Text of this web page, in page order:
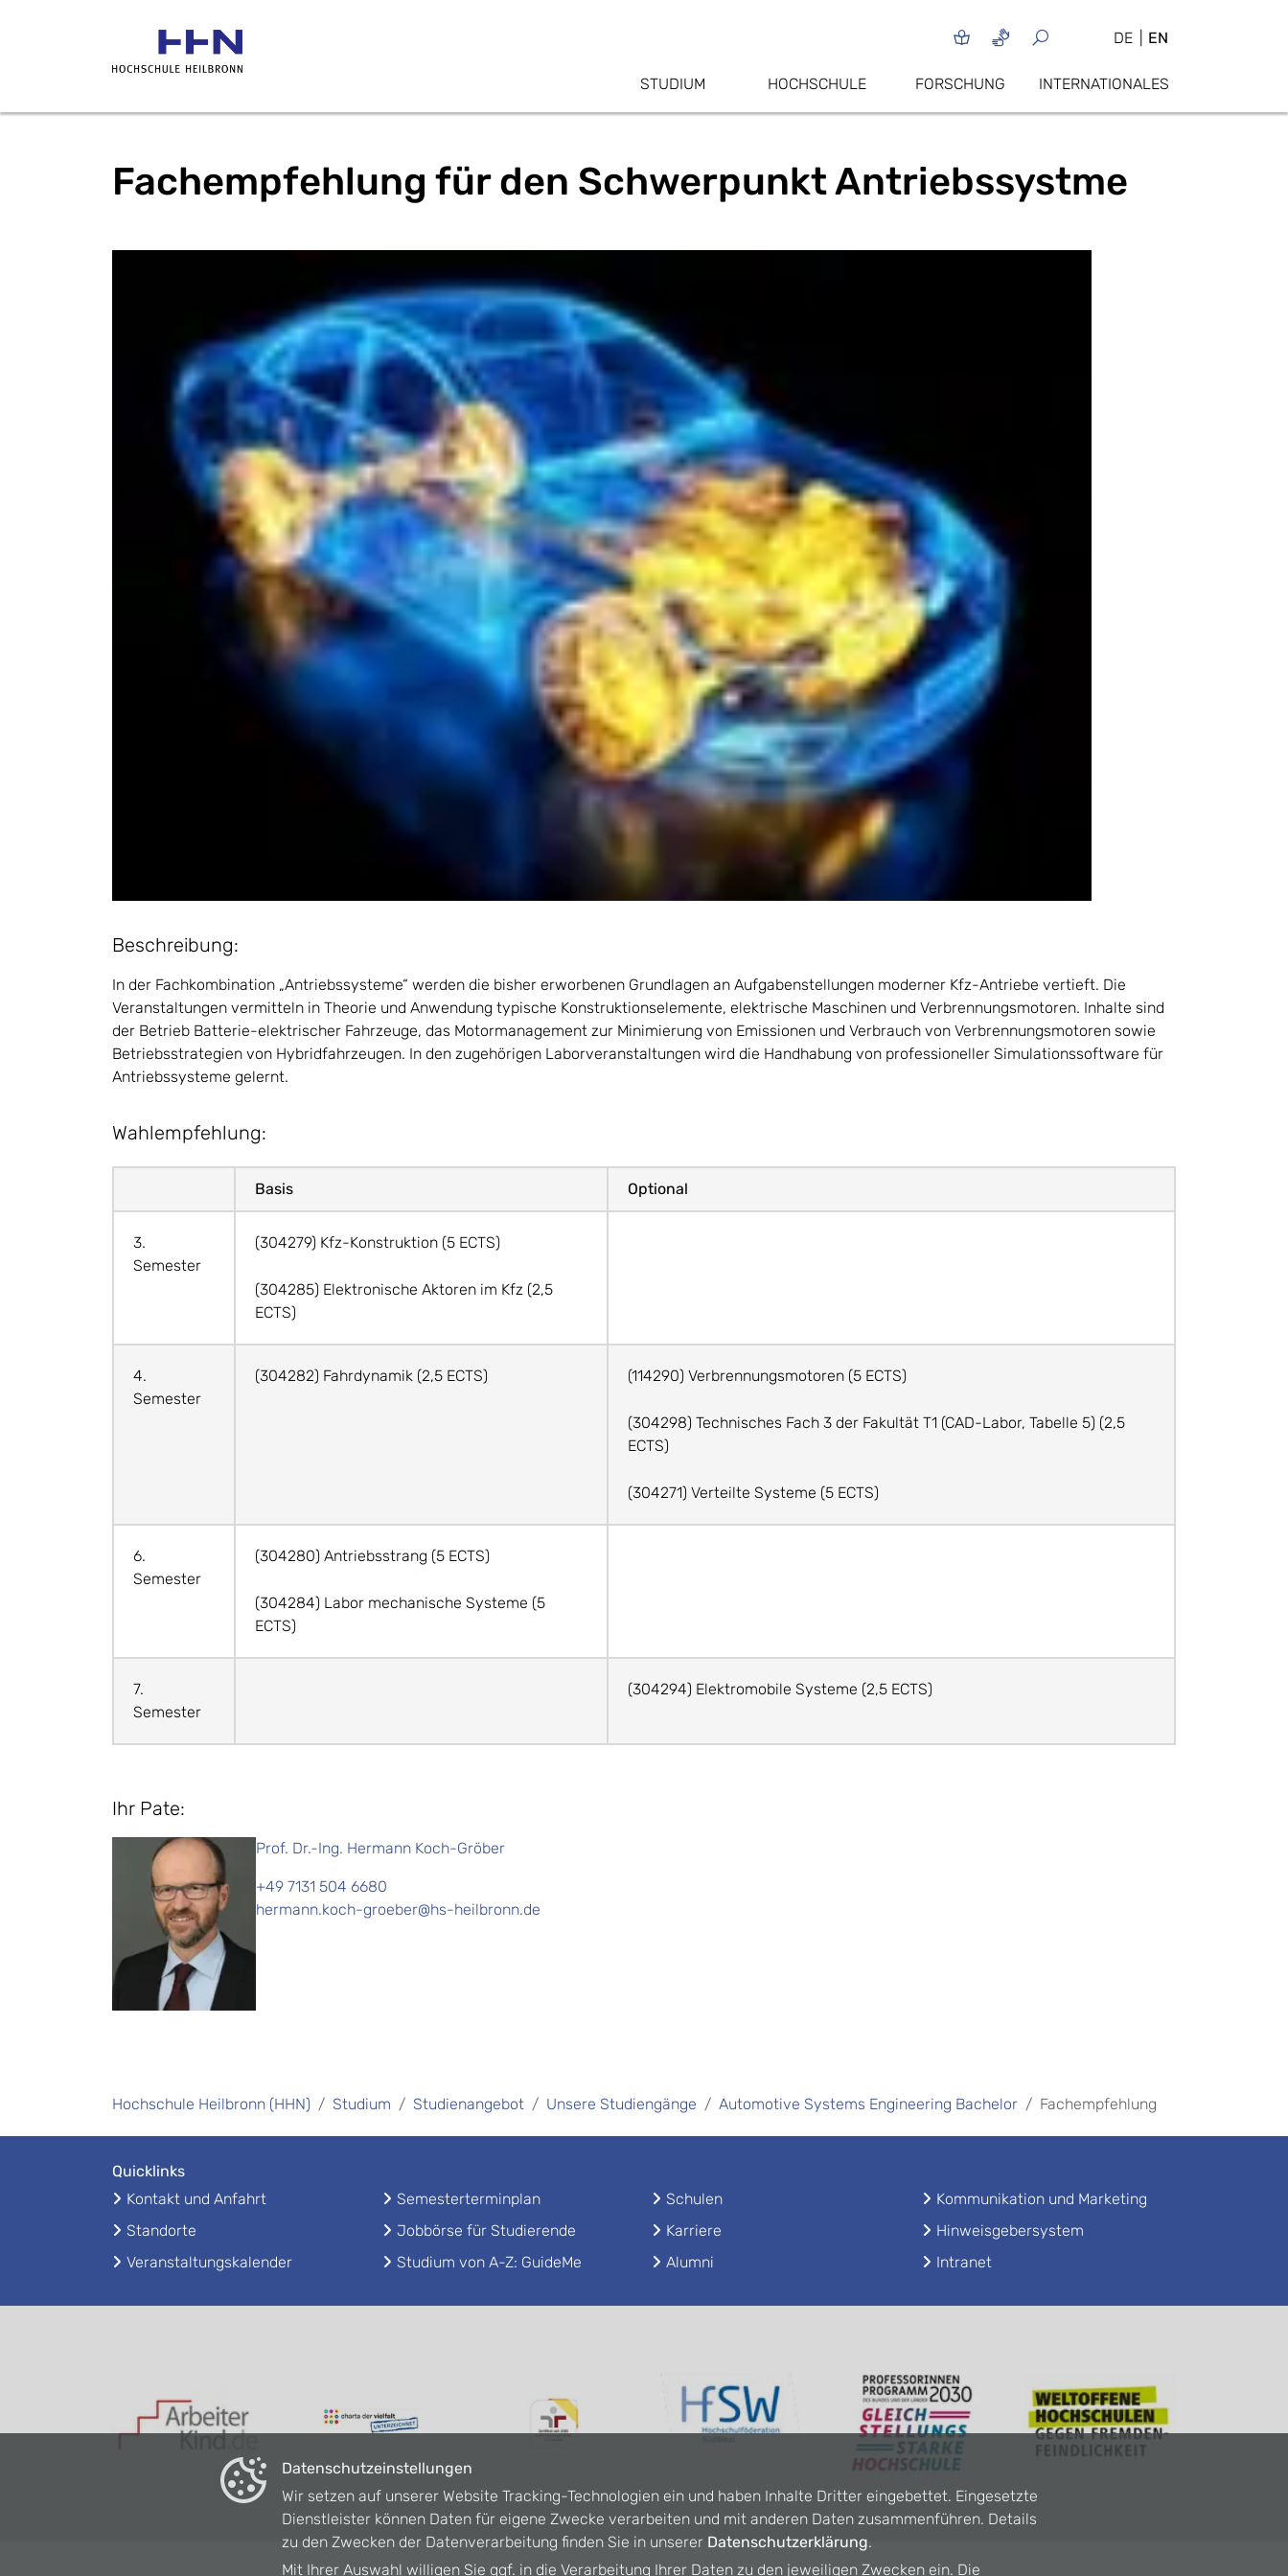
DE EN
STUDIUM HOCHSCHULE FORSCHUNG INTERNATIONALES
Fachempfehlung für den Schwerpunkt Antriebssystme
Beschreibung:
In der Fachkombination „Antriebssysteme“ werden die bisher erworbenen Grundlagen an Aufgabenstellungen moderner Kfz-Antriebe vertieft. Die
Veranstaltungen vermitteln in Theorie und Anwendung typische Konstruktionselemente, elektrische Maschinen und Verbrennungsmotoren. Inhalte sind
der Betrieb Batterie-elektrischer Fahrzeuge, das Motormanagement zur Minimierung von Emissionen und Verbrauch von Verbrennungsmotoren sowie
Betriebsstrategien von Hybridfahrzeugen. In den zugehörigen Laborveranstaltungen wird die Handhabung von professioneller Simulationssoftware für
Antriebssysteme gelernt.
Wahlempfehlung:
Basis Optional
3.
Semester
(304279) Kfz-Konstruktion (5 ECTS)
(304285) Elektronische Aktoren im Kfz (2,5
ECTS)
4.
Semester
(304282) Fahrdynamik (2,5 ECTS) (114290) Verbrennungsmotoren (5 ECTS)
(304298) Technisches Fach 3 der Fakultät T1 (CAD-Labor, Tabelle 5) (2,5
ECTS)
(304271) Verteilte Systeme (5 ECTS)
6.
Semester
(304280) Antriebsstrang (5 ECTS)
(304284) Labor mechanische Systeme (5
ECTS)
7.
Semester
(304294) Elektromobile Systeme (2,5 ECTS)
Ihr Pate:
Prof. Dr.-Ing. Hermann Koch-Gröber
+49 7131 504 6680
hermann.koch-groeber@hs-heilbronn.de
Hochschule Heilbronn (HHN) Studium Studienangebot Unsere Studiengänge Automotive Systems Engineering Bachelor Fachempfehlung
Quicklinks
Kontakt und Anfahrt
Standorte
Veranstaltungskalender
Semesterterminplan
Jobbörse für Studierende
Studium von A-Z: GuideMe
Schulen
Karriere
Alumni
Kommunikation und Marketing
Hinweisgebersystem
Intranet
Datenschutzeinstellungen
Wir setzen auf unserer Website Tracking-Technologien ein und haben Inhalte Dritter eingebettet. Eingesetzte
Dienstleister können Daten für eigene Zwecke verarbeiten und mit anderen Daten zusammenführen. Details
zu den Zwecken der Datenverarbeitung finden Sie in unserer Datenschutzerklärung.
Mit Ihrer Auswahl willigen Sie ggf. in die Verarbeitung Ihrer Daten zu den jeweiligen Zwecken ein. Die